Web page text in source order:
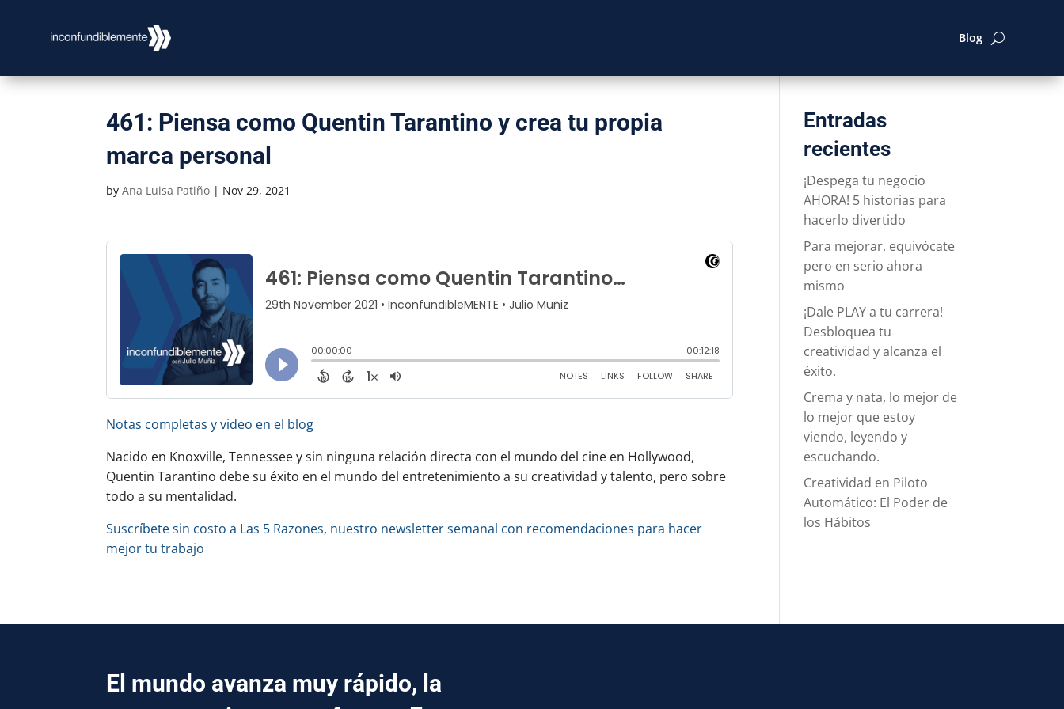
Blog
461: Piensa como Quentin Tarantino y crea tu propia
marca personal
byAna Luisa Patiño | Nov 29, 2021
Notas completas y video en el blog
Nacido en Knoxville, Tennessee y sin ninguna relación directa con el mundo del cine en Hollywood,
Quentin Tarantino debe su éxito en el mundo del entretenimiento a su creatividad y talento, pero sobre
todo a su mentalidad.
Suscríbete sin costo a Las 5 Razones, nuestro newsletter semanal con recomendaciones para hacer
mejor tu trabajo
Entradas
recientes
¡Despega tu negocio
AHORA! 5 historias para
hacerlo divertido
Para mejorar, equivócate
pero en serio ahora
mismo
¡Dale PLAY a tu carrera!
Desbloquea tu
creatividad y alcanza el
éxito.
Crema y nata, lo mejor de
lo mejor que estoy
viendo, leyendo y
escuchando.
Creatividad en Piloto
Automático: El Poder de
los Hábitos
El mundo avanza muy rápido, la